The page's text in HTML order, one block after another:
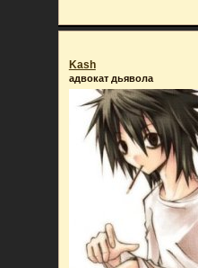
Kash
адвокат дьявола